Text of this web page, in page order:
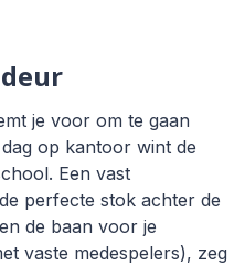
je voor om te gaan
op kantoor wint de
Een vast
perfecte stok achter de
de baan voor je
vaste medespelers), zeg